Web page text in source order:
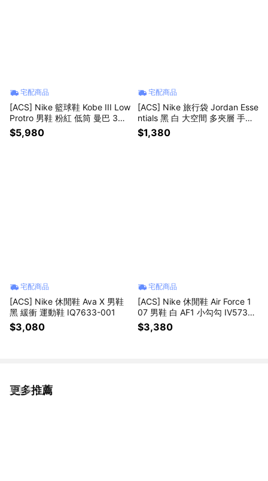
宅配商品
[ACS] Nike 籃球鞋 Kobe III Low
Protro 男鞋 粉紅 低筒 曼巴 3代
IV7127-600
$5,980
宅配商品
[ACS] Nike 旅行袋 Jordan Esse
ntials 黑 白 大空間 多夾層 手提
可調背帶 健身包 手提包 JD241
3009AD-001
$1,380
宅配商品
[ACS] Nike 休閒鞋 Ava X 男鞋
黑 緩衝 運動鞋 IQ7633-001
$3,080
宅配商品
[ACS] Nike 休閒鞋 Air Force 1
07 男鞋 白 AF1 小勾勾 IV5732-
100
$3,380
更多推薦
看更多